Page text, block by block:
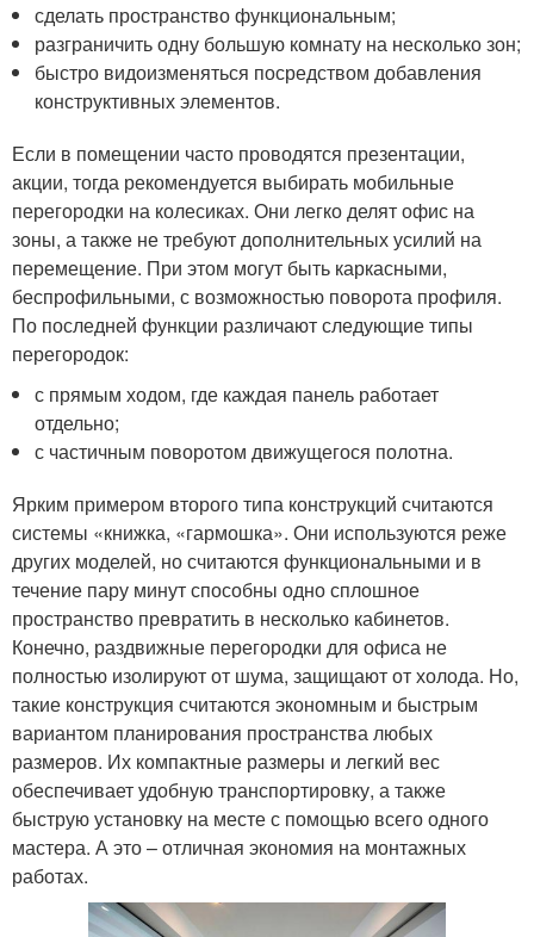
сделать пространство функциональным;
разграничить одну большую комнату на несколько зон;
быстро видоизменяться посредством добавления
конструктивных элементов.
Если в помещении часто проводятся презентации,
акции, тогда рекомендуется выбирать мобильные
перегородки на колесиках. Они легко делят офис на
зоны, а также не требуют дополнительных усилий на
перемещение. При этом могут быть каркасными,
беспрофильными, с возможностью поворота профиля.
По последней функции различают следующие типы
перегородок:
с прямым ходом, где каждая панель работает
отдельно;
с частичным поворотом движущегося полотна.
Ярким примером второго типа конструкций считаются
системы «книжка, «гармошка». Они используются реже
других моделей, но считаются функциональными и в
течение пару минут способны одно сплошное
пространство превратить в несколько кабинетов.
Конечно, раздвижные перегородки для офиса не
полностью изолируют от шума, защищают от холода. Но,
такие конструкция считаются экономным и быстрым
вариантом планирования пространства любых
размеров. Их компактные размеры и легкий вес
обеспечивает удобную транспортировку, а также
быструю установку на месте с помощью всего одного
мастера. А это – отличная экономия на монтажных
работах.